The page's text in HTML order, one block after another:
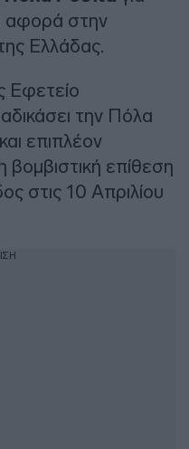
αφορά στην
Ελλάδας.
Εφετείο
την Πόλα
επιπλέον
βομβιστική επίθεση
στις 10 Απριλίου